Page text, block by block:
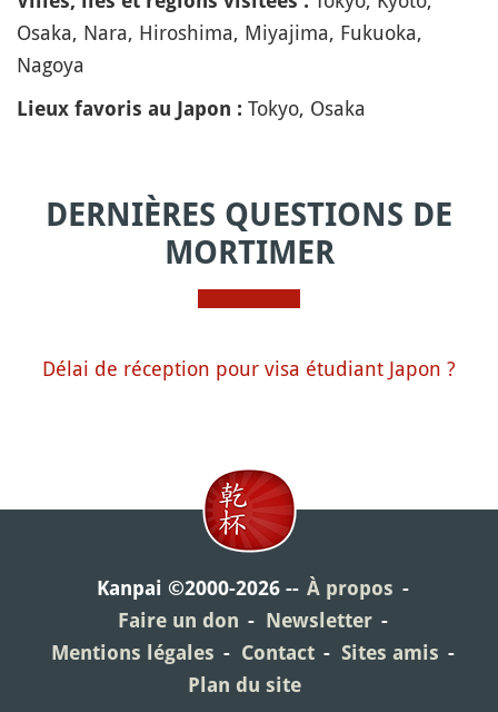
Osaka, Nara, Hiroshima, Miyajima, Fukuoka,
Nagoya
Lieux favoris au Japon : Tokyo, Osaka
DERNIÈRES QUESTIONS DE
MORTIMER
Délai de réception pour visa étudiant Japon ?
Kanpai ©2000-2026
À propos
Faire un don
Newsletter
Mentions légales
Contact
Sites amis
Plan du site